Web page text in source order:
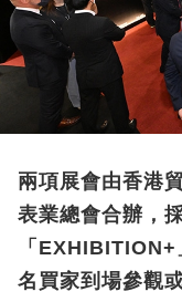
兩項展會由香港
表業總會合辦，
「
名買家到場參觀